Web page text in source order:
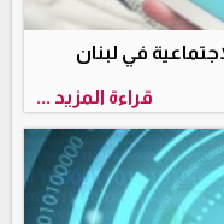
في لبنان
قراءة المزيد ...